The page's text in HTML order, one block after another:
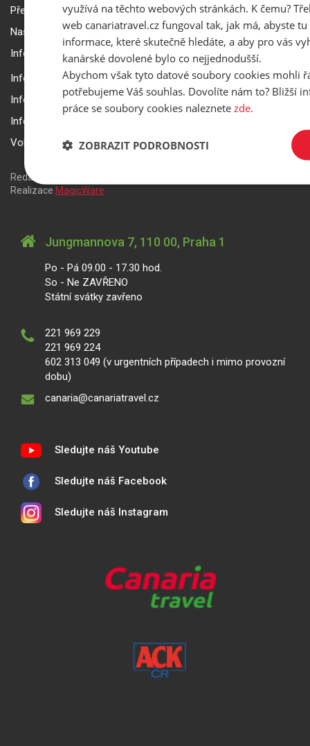
Přepravní podmínky Smartwings
Nastavení a ochrana soukromí
Informace k rezervaci zájezdu
Informace k pojištění
Informace k letecké přepravě
Informace k ubytování a pobytu
Volitelné doplňkové služby
Redakční systém
Realizace MagicWare
Jungmannova 7, 110 00, Praha 1
Po - Pá 09.00 - 17.30 hod.
So - Ne ZAVŘENO
Státní svátky zavřeno
221 969 229
221 969 224
602 313 049 (v urgentních případech i mimo provozní
dobu)
canaria@canariatravel.cz
Sledujte náš Youtube
Sledujte náš Facebook
Sledujte náš Instagram
využívá na těchto webových stránkách. K čemu?
web canariatravel.cz fungoval tak, jak má, abyste
informace, které skutečně hledáte, a aby pro vás
kanárské dovolené bylo co nejjednodušší.
Abychom však tyto datové soubory cookies mohli
potřebujeme Váš souhlas. Dovolíte nám to? Bližší
práce se soubory cookies naleznete zde.
ZOBRAZIT PODROBNOSTI